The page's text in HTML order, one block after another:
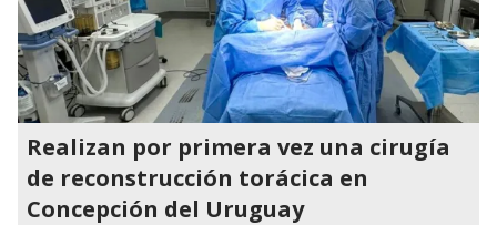
Realizan por primera vez una cirugía
de reconstrucción torácica en
Concepción del Uruguay